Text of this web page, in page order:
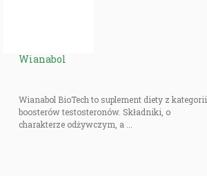
Wianabol
Wianabol BioTech to suplement diety z kategorii
boosterów testosteronów. Składniki, o
charakterze odżywczym, a ...